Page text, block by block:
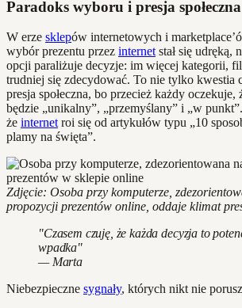
Paradoks wyboru i presja społeczna
W erze sklepów internetowych i
wybór prezentu przez internet stał się udręką,
opcji paraliżuje decyzje: im więcej kategorii,
trudniej się zdecydować. To nie tylko kwestia
presja społeczna, bo przecież każdy oczekuje,
będzie „unikalny”, „przemyślany” i „w
że internet roi się od artykułów typu „10
plamy na święta”.
Zdjęcie: Osoba przy komputerze,
propozycji prezentów online, oddaje klimat
"Czasem czuję, że każda decyzja to
wpadka"
— Marta
Niebezpieczne sygnały, których nikt nie